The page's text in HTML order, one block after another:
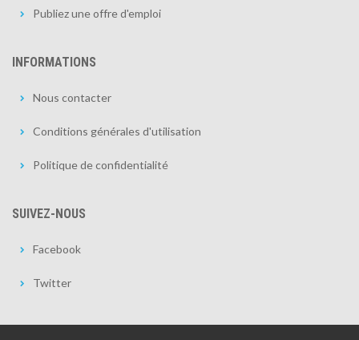
Publiez une offre d'emploi
INFORMATIONS
Nous contacter
Conditions générales d'utilisation
Politique de confidentialité
SUIVEZ-NOUS
Facebook
Twitter